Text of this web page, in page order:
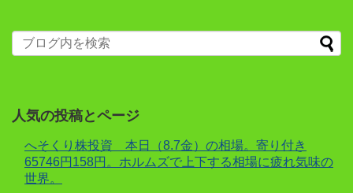
人気の投稿とページ
へそくり株投資 本日（8.7金）の相場。寄り付き
65746円158円。ホルムズで上下する相場に疲れ気味の
世界。